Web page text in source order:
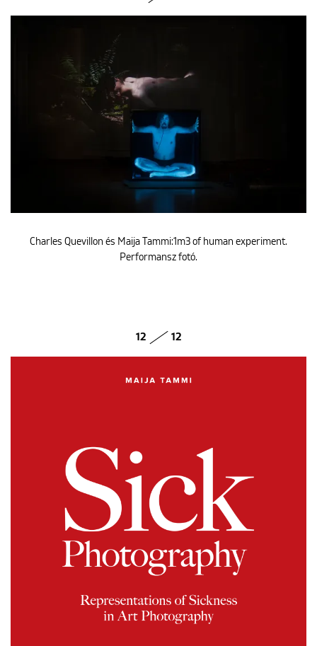
Charles Quevillon és Maija Tammi:1m3 of human experiment.
Performansz fotó.
12 12